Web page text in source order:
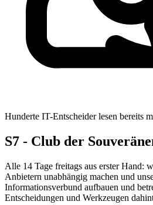
Hunderte IT-Entscheider lesen bereits
S7 - Club der
Alle 14 Tage freitags aus erster Hand:
Anbietern unabhängig machen und
Informationsverbund aufbauen und
Entscheidungen und Werkzeugen